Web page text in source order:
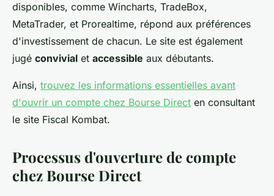
disponibles, comme Wincharts, TradeBox,
MetaTrader, et Prorealtime, répond aux préférences
d'investissement de chacun. Le site est également
jugé convivial et accessible aux débutants.
Ainsi, trouvez les informations essentielles avant
d'ouvrir un compte chez Bourse Direct en consultant
le site Fiscal Kombat.
Processus d'ouverture de compte
chez Bourse Direct